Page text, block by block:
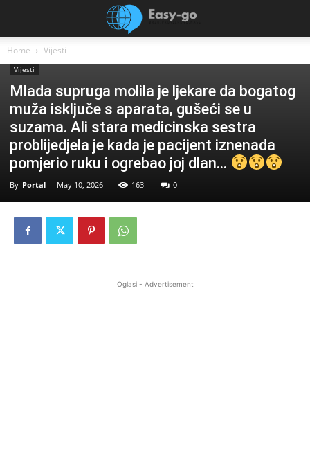
Home Vijesti
Vijesti
Mlada supruga molila je ljekare da bogatog
muža isključe s aparata, gušeći se u
suzama. Ali stara medicinska sestra
problijedjela je kada je pacijent iznenada
pomjerio ruku i ogrebao joj dlan…
By Portal - May 10, 2026 163 0
Oglasi - Advertisement